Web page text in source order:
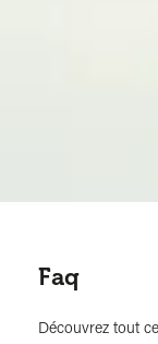
Faq
Découvrez tout